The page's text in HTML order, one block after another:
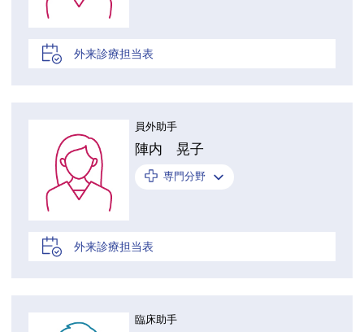
外来診療担当表
員外助手
陣内 晃子
専門分野
外来診療担当表
臨床助手